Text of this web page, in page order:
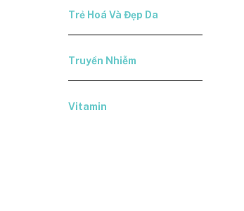
Trẻ Hoá Và Đẹp Da
Truyền Nhiễm
Vitamin